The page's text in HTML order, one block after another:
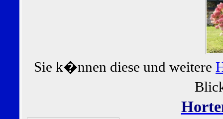
Sie k�nnen diese und weitere